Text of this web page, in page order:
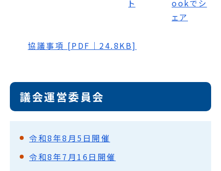
協議事項 [PDF｜24.8KB]
議会運営委員会
令和8年8月5日開催
令和8年7月16日開催